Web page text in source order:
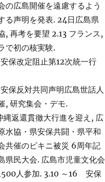
の広島開催を遠慮するよう
る声明を発表. 24日広島県
, 再考を要望 2.13 フランス,
で初の核実験.
保改定阻止第12次統一行
保反対共同声明広島世話人
, 研究集会・デモ.
縄返還貫徹大行進を迎え, 広
水協・県安保共闘・県平和
共催のビキニ被災 6周年記
県民大会. 広島市児童文化会
人参加. 3.10 ～16 安保